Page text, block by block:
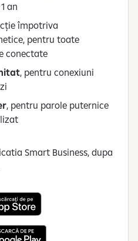
an
împotriva
pentru toate
conectate
, pentru conexiuni
, pentru parole puternice
Smart Business, dupa